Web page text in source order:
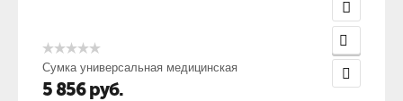
Сумка универсальная медицинская
5 856 руб.